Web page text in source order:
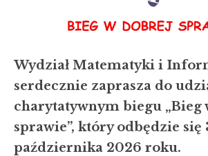
Wydział Matematyki i
serdecznie zaprasza do
charytatywnym biegu „Bieg
sprawie”, który odbędzie się
października 2026 roku.